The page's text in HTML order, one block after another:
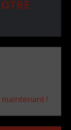
!